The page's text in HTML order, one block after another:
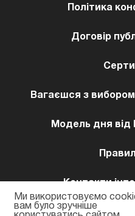
Політика
Договір
Вагаєшся з
Модель дня від
Контакти
Ми використовуємо
вам було зручніше